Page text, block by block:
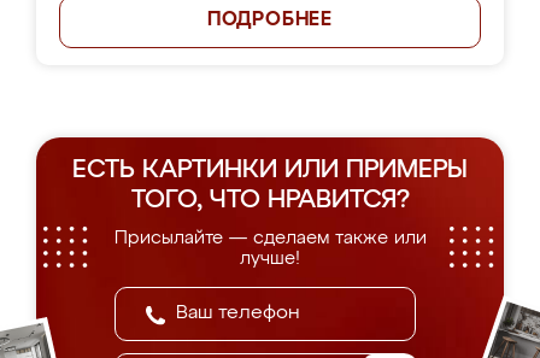
ПОДРОБНЕЕ
ЕСТЬ КАРТИНКИ ИЛИ ПРИМЕРЫ
ТОГО, ЧТО НРАВИТСЯ?
Присылайте — сделаем также или
лучше!